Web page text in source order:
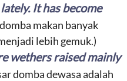
It has become
makan banyak
lebih gemuk.)
wethers raised mainly
domba dewasa adalah